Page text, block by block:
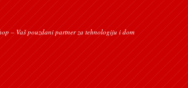
– Vaš pouzdani partner za tehnologiju i dom